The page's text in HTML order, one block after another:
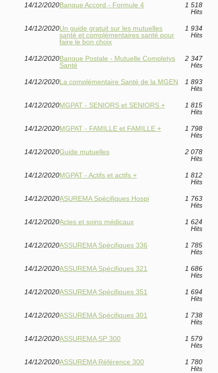
14/12/2020Banque Accord - Formule 4
1 518
Hits
14/12/2020Un guide gratuit sur les mutuelles
santé et complémentaires santé pour
faire le bon choix
1 934
Hits
14/12/2020Banque Postale - Mutuelle Completys
Santé
2 347
Hits
14/12/2020La complémentaire Santé de la MGEN
1 893
Hits
14/12/2020MGPAT - SENIORS et SENIORS +
1 815
Hits
14/12/2020MGPAT - FAMILLE et FAMILLE +
1 798
Hits
14/12/2020Guide mutuelles
2 078
Hits
14/12/2020MGPAT - Actifs et actifs +
1 812
Hits
14/12/2020ASUREMA Spécifiques Hospi
1 763
Hits
14/12/2020Actes et soins médicaux
1 624
Hits
14/12/2020ASSUREMA Spécifiques 336
1 785
Hits
14/12/2020ASSUREMA Spécifiques 321
1 686
Hits
14/12/2020ASSUREMA Spécifiques 351
1 694
Hits
14/12/2020ASSUREMA Spécifiques 301
1 738
Hits
14/12/2020ASSUREMA SP 300
1 579
Hits
14/12/2020ASSUREMA Référence 300
1 780
Hits